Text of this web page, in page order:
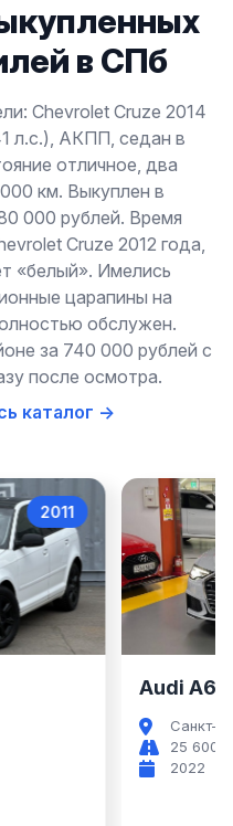
в СПб
Chevrolet Cruze 2014
л.с.), АКПП, седан в
отличное, два
км. Выкуплен в
000 рублей. Время
Cruze 2012 года,
«белый». Имелись
царапины на
обслужен.
за 740 000 рублей с
после осмотра.
каталог →
2011
Audi A6
Санкт-
25 600
2022